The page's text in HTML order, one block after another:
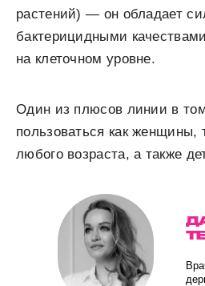
растений) — он обладает
бактерицидными
на клеточном уровне.
Один из плюсов линии в
пользоваться как женщины,
любого возраста, а также